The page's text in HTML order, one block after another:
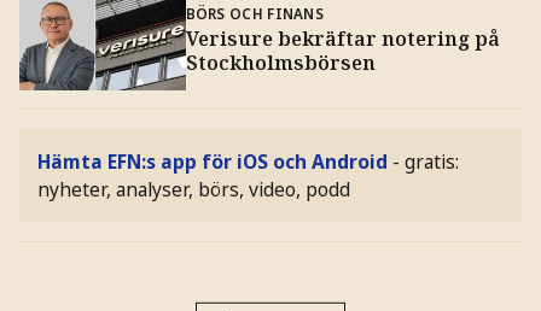
BÖRS OCH FINANS
Verisure bekräftar notering på
Stockholmsbörsen
Hämta EFN:s app för iOS och Android - gratis:
nyheter, analyser, börs, video, podd